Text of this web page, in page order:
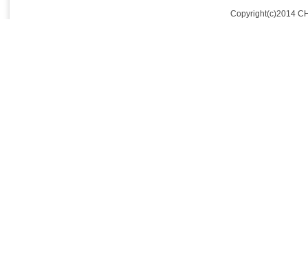
Copyright(c)2014